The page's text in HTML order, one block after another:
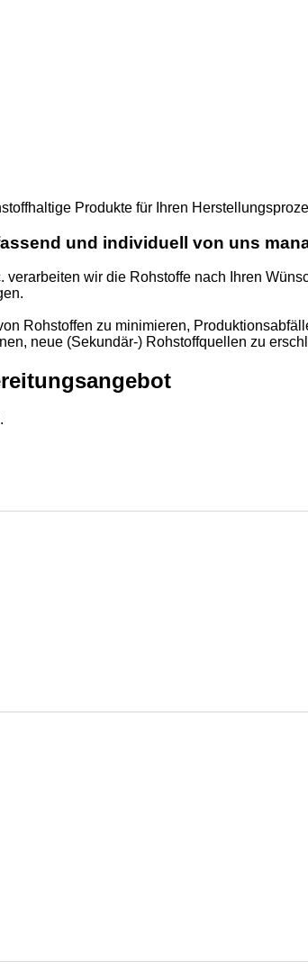
Produkte für Ihren
und individuell von uns
wir die Rohstoffe nach Ihren
Rohstoffen zu minimieren,
neue (Sekundär-) Rohstoffquellen zu